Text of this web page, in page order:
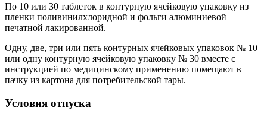
По 10 или 30 таблеток в контурную ячейковую упаковку из
пленки поливинилхлоридной и фольги алюминиевой
печатной лакированной.
Одну, две, три или пять контурных ячейковых упаковок № 10
или одну контурную ячейковую упаковку № 30 вместе с
инструкцией по медицинскому применению помещают в
пачку из картона для потребительской тары.
Условия отпуска